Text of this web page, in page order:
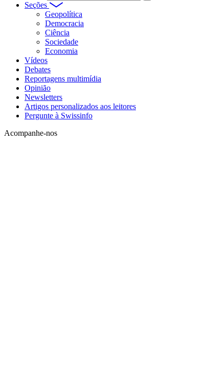
Seções
Geopolítica
Democracia
Ciência
Sociedade
Economia
Vídeos
Debates
Reportagens multimídia
Opinião
Newsletters
Artigos personalizados aos leitores
Pergunte à Swissinfo
Acompanhe-nos